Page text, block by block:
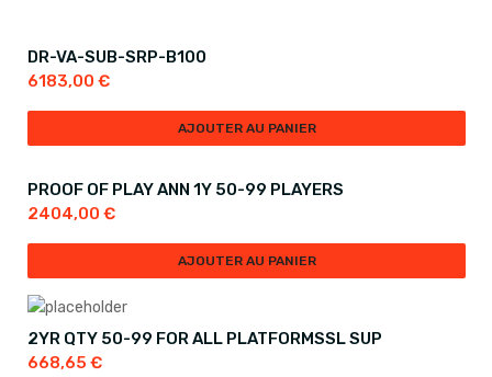
DR-VA-SUB-SRP-B100
6183,00 €
AJOUTER AU PANIER
PROOF OF PLAY ANN 1Y 50-99 PLAYERS
2404,00 €
AJOUTER AU PANIER
2YR QTY 50-99 FOR ALL PLATFORMSSL SUP
668,65 €